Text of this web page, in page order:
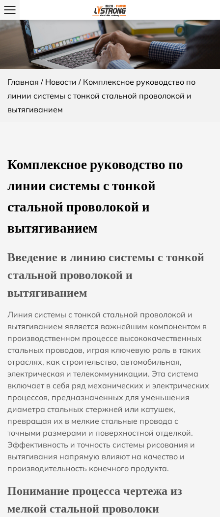
Главная / Новости / Комплексное руководство по
линии системы с тонкой стальной проволокой и
вытягиванием
Комплексное руководство по
линии системы с тонкой
стальной проволокой и
вытягиванием
Введение в линию системы с тонкой
стальной проволокой и
вытягиванием
Линия системы с тонкой стальной проволокой и
вытягиванием является важнейшим компонентом в
производственном процессе высококачественных
стальных проводов, играя ключевую роль в таких
отраслях, как строительство, автомобильная,
электрическая и телекоммуникации. Эта система
включает в себя ряд механических и электрических
процессов, предназначенных для уменьшения
диаметра стальных стержней или катушек,
превращая их в мелкие стальные провода с
точными размерами и поверхностной отделкой.
Эффективность и точность системы рисования и
вытягивания напрямую влияют на качество и
производительность конечного продукта.
Понимание процесса чертежа из
мелкой стальной проволоки